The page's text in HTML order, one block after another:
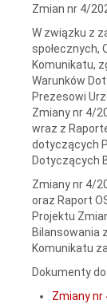
Zmian nr 4/
W związku z
społecznych,
Komunikatu,
Warunków
Prezesowi
Zmiany nr 4/
wraz z
dotyczących
Dotyczących
Zmiany nr 4/
oraz Raport
Projektu
Bilansowania
Komunikatu
Dokumenty
Zmiany nr